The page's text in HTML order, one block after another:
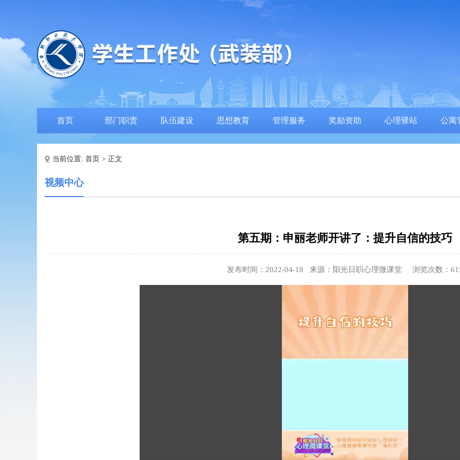
首页 部门职责 队伍建设 思想教育 管理服务 奖励资助 心理驿站 公寓
当前位置: 首页 > 正文
视频中心
第五期：申丽老师开讲了：提升自信的技巧
发布时间：2022-04-18 来源：阳光日职心理微课堂 浏览次数：